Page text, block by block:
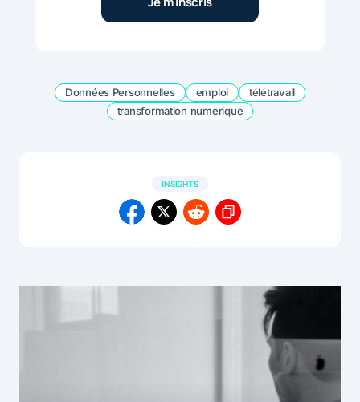
Données Personnelles emploi
télétravail
transformation numerique
INSIGHTS